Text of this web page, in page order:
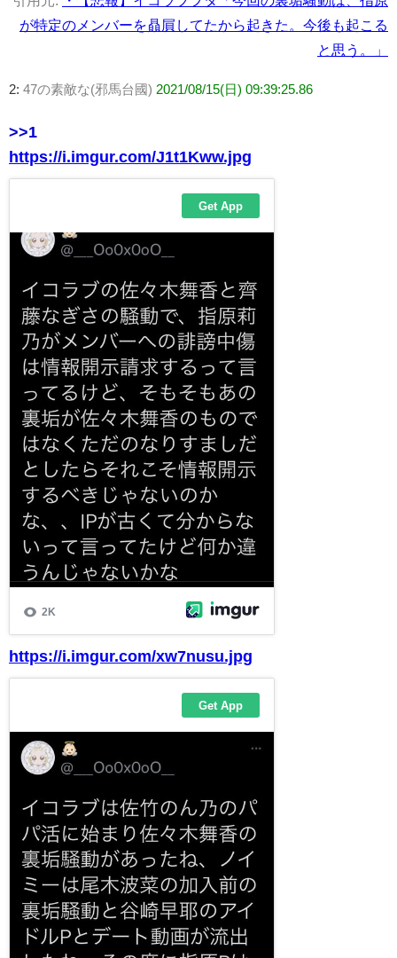
が特定のメンバーを贔屓してたから起きた。今後も起こる
と思う。」
2: 47の素敵な(邪馬台國) 2021/08/15(日) 09:39:25.86
>>1
https://i.imgur.com/J1t1Kww.jpg
https://i.imgur.com/xw7nusu.jpg